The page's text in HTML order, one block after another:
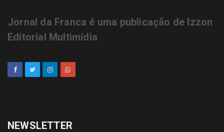
Jornal da Franca é uma publicação de Izzon
Editorial Multimídia
NEWSLETTER